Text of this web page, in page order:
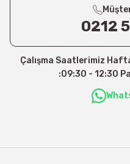
0212
Çalışma Saatlerimiz
:09:30 - 12:30